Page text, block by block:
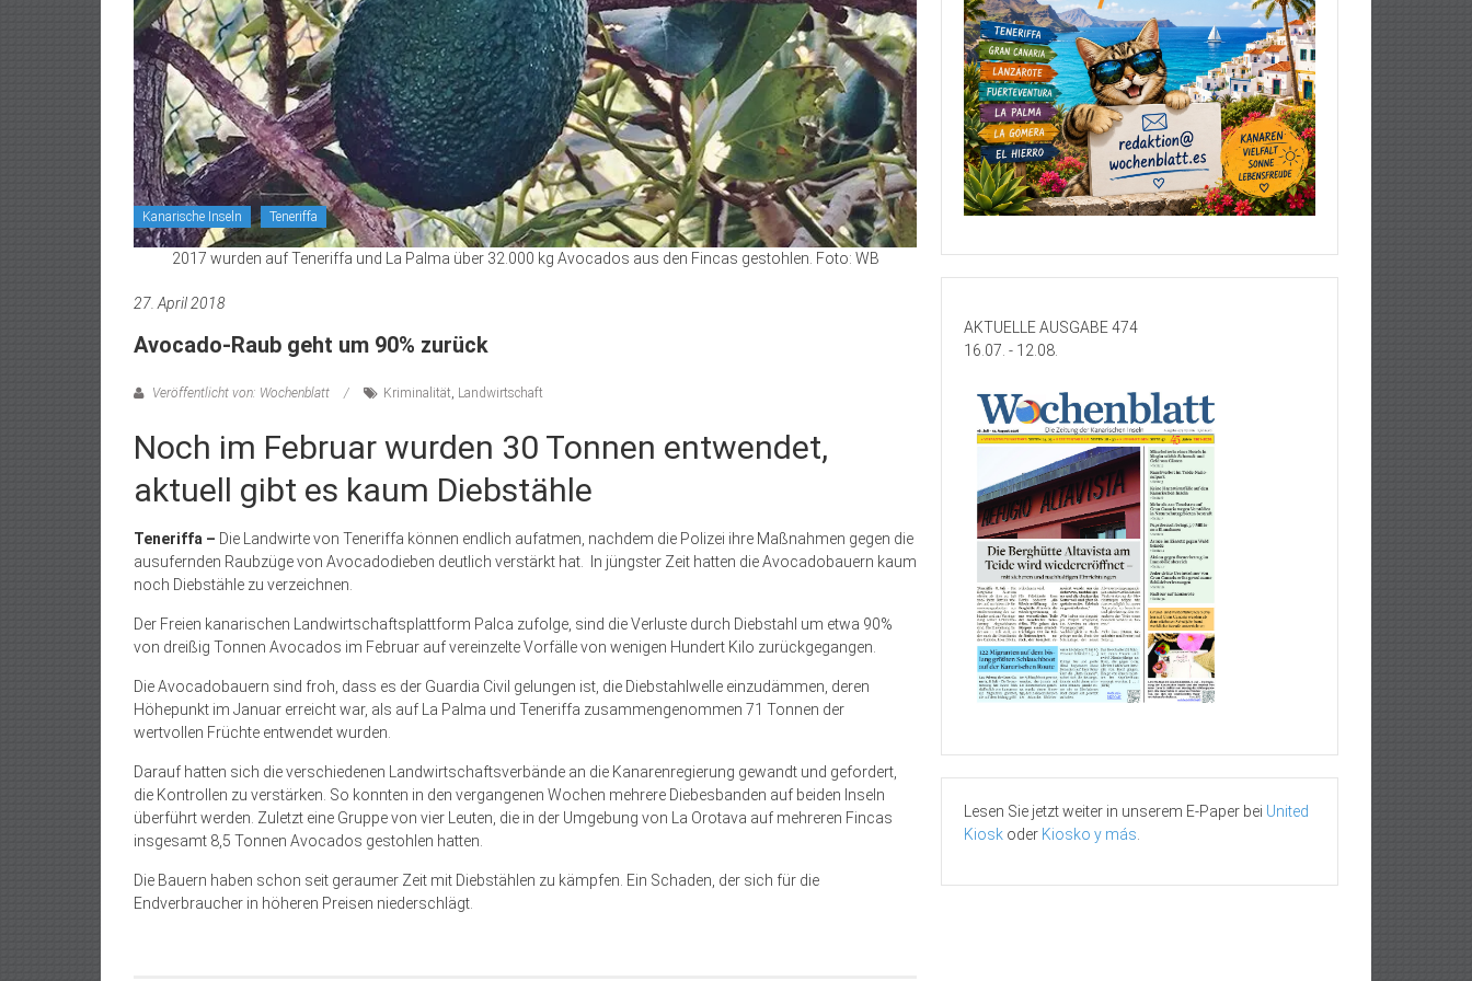
Kanarische Inseln Teneriffa
2017 wurden auf Teneriffa und La Palma über 32.000 kg Avocados aus den Fincas gestohlen. Foto: WB
27. April 2018
Avocado-Raub geht um 90% zurück
Veröffentlicht von: Wochenblatt Kriminalität, Landwirtschaft
Noch im Februar wurden 30 Tonnen entwendet,
aktuell gibt es kaum Diebstähle
Teneriffa ­– Die Landwirte von Teneriffa können endlich aufatmen, nachdem die Polizei ihre Maßnahmen gegen die
ausufernden Raubzüge von Avocadodieben deutlich verstärkt hat.
In jüngster Zeit hatten die Avocadobauern kaum
noch Diebstähle zu verzeichnen.
Der Freien kanarischen Landwirtschaftsplattform Palca zufolge, sind die Verluste durch Diebstahl um etwa 90%
von dreißig Tonnen Avocados im Februar auf vereinzelte Vorfälle von wenigen Hundert Kilo zurückgegangen.
Die Avocadobauern sind froh, dass es der Guardia Civil gelungen ist, die Diebstahlwelle einzudämmen, deren
Höhepunkt im Januar erreicht war, als auf La Palma und Teneriffa zusammengenommen 71 Tonnen der
wertvollen Früchte entwendet wurden.
Darauf hatten sich die verschiedenen Landwirtschaftsverbände an die Kanarenregierung gewandt und gefordert,
die Kon­trollen zu verstärken. So konnten in den vergangenen Wochen mehrere Diebesbanden auf beiden Inseln
überführt werden. Zuletzt eine Gruppe von vier Leuten, die in der Umgebung von La Orotava auf mehreren Fincas
insgesamt 8,5 Tonnen Avocados gestohlen hatten.
Die Bauern haben schon seit geraumer Zeit mit Diebstählen zu kämpfen. Ein Schaden, der sich für die
Endverbraucher in höheren Preisen niederschlägt.
AKTUELLE AUSGABE 474
16.07. - 12.08.
Lesen Sie jetzt weiter in unserem E-Paper bei United
Kiosk oder Kiosko y más